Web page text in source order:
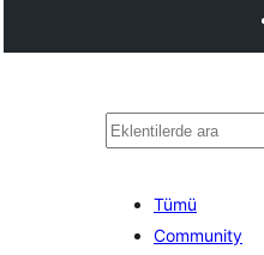
Ara
Tümü
Community